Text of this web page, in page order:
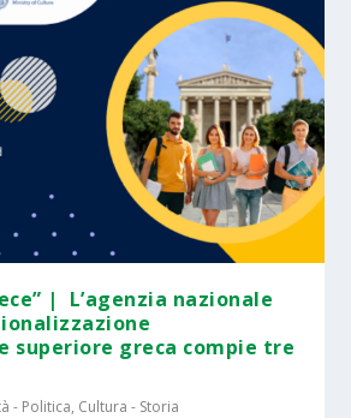
| L’agenzia nazionale
superiore greca compie tre
- Politica, Cultura - Storia